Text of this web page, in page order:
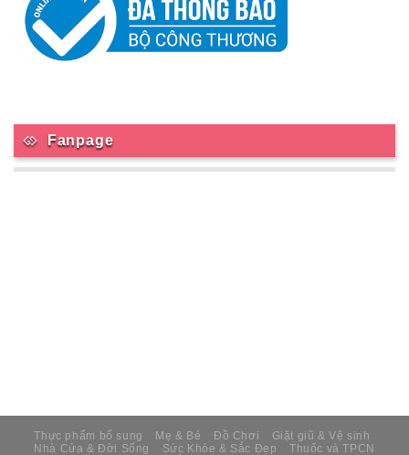
Fanpage
Thực phẩm bổ sung Mẹ & Bé Đồ Chơi
Giặt giũ & Vệ sinh
Nhà Cửa & Đời Sống
Sức Khỏe & Sắc Đẹp
Thuốc và TPCN